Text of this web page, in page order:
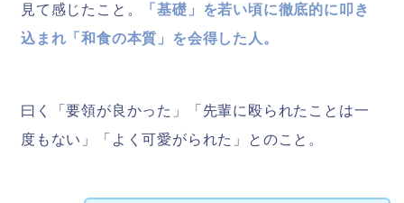
見て感じたこと。
「基礎」を若い頃に徹底的に叩き
込まれ「和食の本質」を会得した人。
曰く「要領が良かった」「先輩に殴られたことは一
度もない」「よく可愛がられた」とのこと。